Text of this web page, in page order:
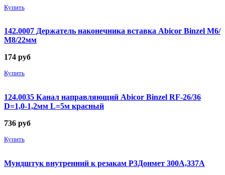
Купить
142.0007 Держатель наконечника вставка Abicor Binzel М6/
М8/22мм
174 руб
Купить
124.0035 Канал направляющий Abicor Binzel RF-26/36
D=1,0-1,2мм L=5м красный
736 руб
Купить
Мундштук внутренний к резакам Р3Донмет 300А,337А